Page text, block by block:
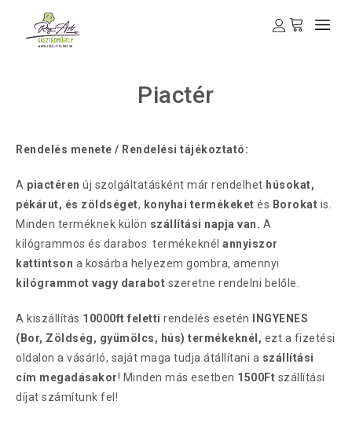
Piactér
Rendelés menete / Rendelési tájékoztató:
A piactéren új szolgáltatásként már rendelhet húsokat,
pékárut, és zöldséget, konyhai termékeket és Borokat is.
Minden terméknek külön szállítási napja van. A
kilógrammos és darabos termékeknél annyiszor
kattintson a kosárba helyezem gombra, amennyi
kilógrammot vagy darabot szeretne rendelni belőle.
A kiszállítás 10000ft feletti rendelés esetén
INGYENES
(Bor, Zöldség, gyümölcs, hús) termékeknél, ezt a fizetési
oldalon a vásárló, saját maga tudja átállítani a szállítási
cím megadásakor! Minden más esetben 1500Ft szállítási
díjat számítunk fel!